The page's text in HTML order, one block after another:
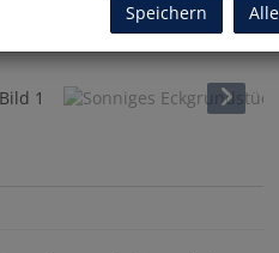
Speichern